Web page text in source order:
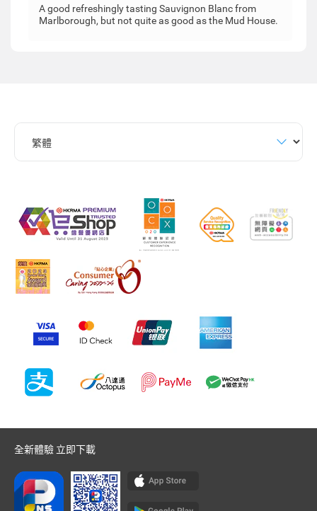
A good refreshingly tasting Sauvignon Blanc from
Marlborough, but not quite as good as the Mud House.
全新體驗 立即下載